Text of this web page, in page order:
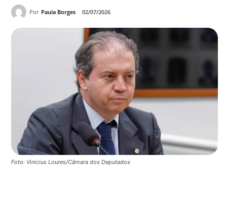
Por Paula Borges 02/07/2026
Foto: Vinicius Loures/Câmara dos Deputados